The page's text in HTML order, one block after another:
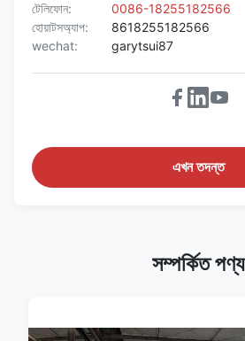
টেলিফোন:
0086-18255182566
হোয়াটসঅ্যাপ:
8618255182566
wechat:
garytsui87
এখন তদন্ত
সম্পর্কিত পণ্য